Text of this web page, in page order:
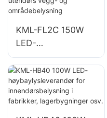
store
KML-FL2C 150W
LED-
flomlysleverandør
for utendørs vegg-
og
områdebelysning